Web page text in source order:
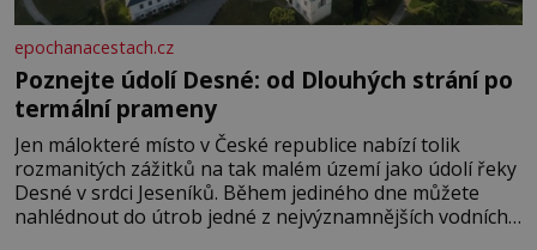
epochanacestach.cz
Poznejte údolí Desné: od Dlouhých strání po
termální prameny
Jen málokteré místo v České republice nabízí tolik
rozmanitých zážitků na tak malém území jako údolí řeky
Desné v srdci Jeseníků. Během jediného dne můžete
nahlédnout do útrob jedné z nejvýznamnějších vodních